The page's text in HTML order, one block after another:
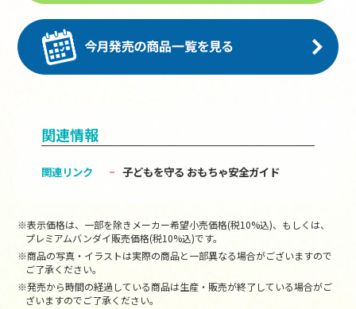
関連情報
関連リンク 子どもを守る おもちゃ安全ガイド
※表示価格は、一部を除きメーカー希望小売価格(税10%込)、もしくは、
プレミアムバンダイ販売価格(税10%込)です。
※商品の写真・イラストは実際の商品と一部異なる場合がございますので
ご了承ください。
※発売から時間の経過している商品は生産・販売が終了している場合がご
ざいますのでご了承ください。